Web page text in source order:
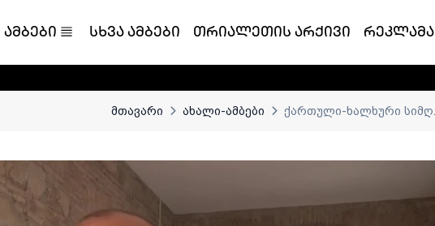
სხვა ამბები თრიალეთის არქივი რეკლამა
მთავარი ახალი-ამბები ქართული-ხალხური სიმღ...